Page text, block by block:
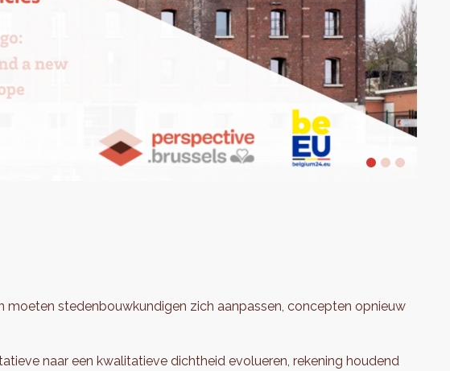
moeten stedenbouwkundigen zich aanpassen, concepten opnieuw
naar een kwalitatieve dichtheid evolueren, rekening houdend